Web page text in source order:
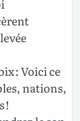
: Voici ce
nations,
!